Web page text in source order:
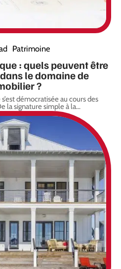
Patrimoine
: quels peuvent être
le domaine de
?
démocratisée au cours des
la signature simple à la…